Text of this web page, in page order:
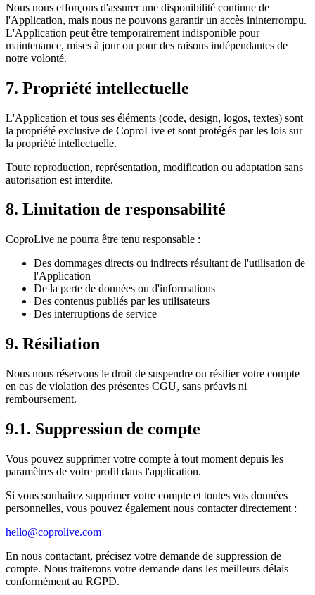
Nous nous efforçons d'assurer une disponibilité continue de
l'Application, mais nous ne pouvons garantir un accès ininterrompu.
L'Application peut être temporairement indisponible pour
maintenance, mises à jour ou pour des raisons indépendantes de
notre volonté.
7. Propriété intellectuelle
L'Application et tous ses éléments (code, design, logos, textes) sont
la propriété exclusive de CoproLive et sont protégés par les lois sur
la propriété intellectuelle.
Toute reproduction, représentation, modification ou adaptation sans
autorisation est interdite.
8. Limitation de responsabilité
CoproLive ne pourra être tenu responsable :
Des dommages directs ou indirects résultant de l'utilisation de
l'Application
De la perte de données ou d'informations
Des contenus publiés par les utilisateurs
Des interruptions de service
9. Résiliation
Nous nous réservons le droit de suspendre ou résilier votre compte
en cas de violation des présentes CGU, sans préavis ni
remboursement.
9.1. Suppression de compte
Vous pouvez supprimer votre compte à tout moment depuis les
paramètres de votre profil dans l'application.
Si vous souhaitez supprimer votre compte et toutes vos données
personnelles, vous pouvez également nous contacter directement :
hello@coprolive.com
En nous contactant, précisez votre demande de suppression de
compte. Nous traiterons votre demande dans les meilleurs délais
conformément au RGPD.